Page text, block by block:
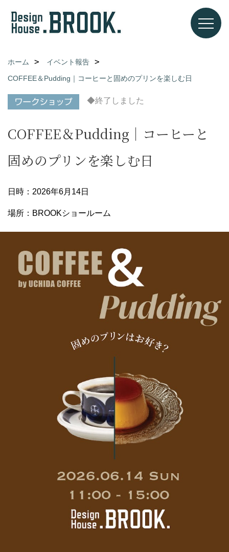
ホーム
イベント報告
COFFEE＆Pudding｜コーヒーと固めのプリンを楽しむ日
◆終了しました
COFFEE＆Pudding｜コーヒーと
固めのプリンを楽しむ日
日時：2026年6月14日
場所：BROOKショールーム